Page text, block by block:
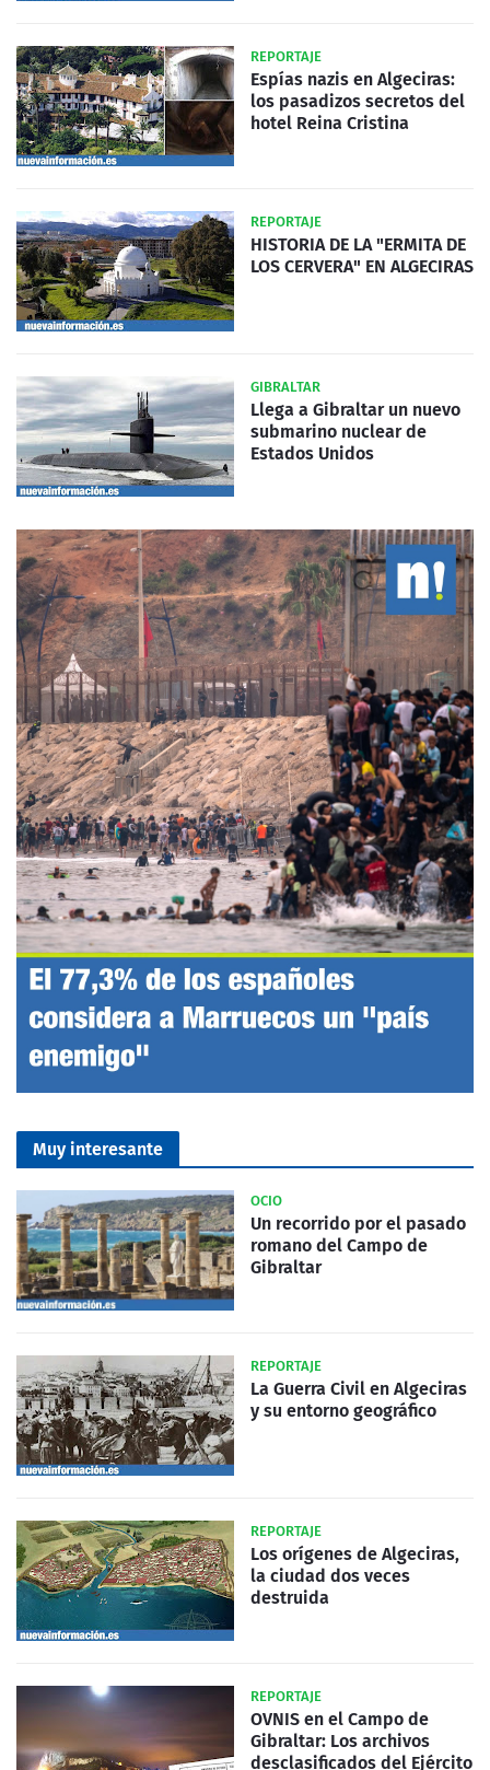
REPORTAJE
Espías nazis en Algeciras:
los pasadizos secretos del
hotel Reina Cristina
REPORTAJE
HISTORIA DE LA "ERMITA DE
LOS CERVERA" EN ALGECIRAS
GIBRALTAR
Llega a Gibraltar un nuevo
submarino nuclear de
Estados Unidos
Muy interesante
OCIO
Un recorrido por el pasado
romano del Campo de
Gibraltar
REPORTAJE
La Guerra Civil en Algeciras
y su entorno geográfico
REPORTAJE
Los orígenes de Algeciras,
la ciudad dos veces
destruida
REPORTAJE
OVNIS en el Campo de
Gibraltar: Los archivos
desclasificados del Ejército